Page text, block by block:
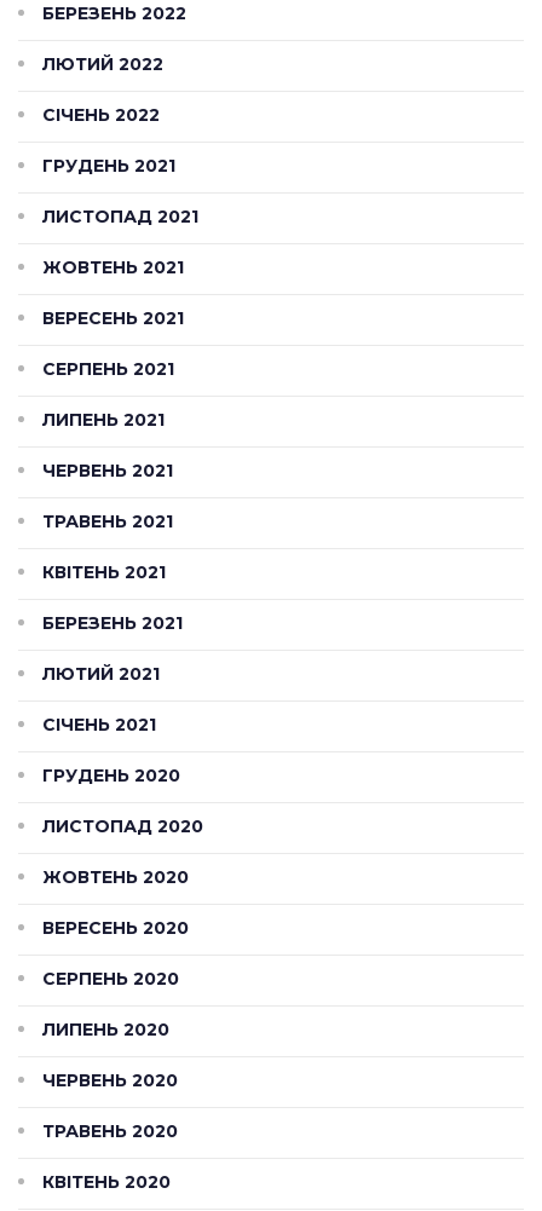
БЕРЕЗЕНЬ 2022
ЛЮТИЙ 2022
СІЧЕНЬ 2022
ГРУДЕНЬ 2021
ЛИСТОПАД 2021
ЖОВТЕНЬ 2021
ВЕРЕСЕНЬ 2021
СЕРПЕНЬ 2021
ЛИПЕНЬ 2021
ЧЕРВЕНЬ 2021
ТРАВЕНЬ 2021
КВІТЕНЬ 2021
БЕРЕЗЕНЬ 2021
ЛЮТИЙ 2021
СІЧЕНЬ 2021
ГРУДЕНЬ 2020
ЛИСТОПАД 2020
ЖОВТЕНЬ 2020
ВЕРЕСЕНЬ 2020
СЕРПЕНЬ 2020
ЛИПЕНЬ 2020
ЧЕРВЕНЬ 2020
ТРАВЕНЬ 2020
КВІТЕНЬ 2020